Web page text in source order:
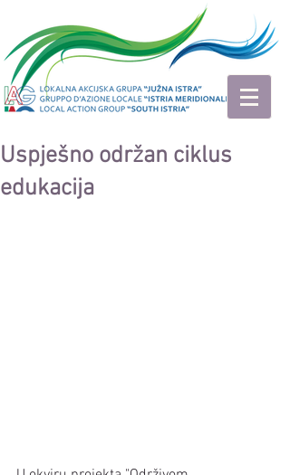
Uspješno održan ciklus
edukacija